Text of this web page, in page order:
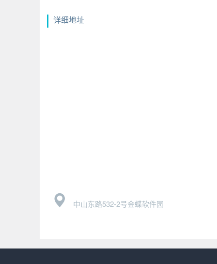
详细地址
中山东路532-2号金蝶软件园